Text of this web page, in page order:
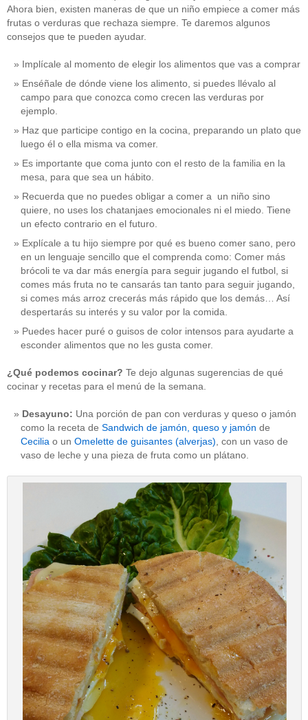
Ahora bien, existen maneras de que un niño empiece a comer más
frutas o verduras que rechaza siempre. Te daremos algunos
consejos que te pueden ayudar.
Implícale al momento de elegir los alimentos que vas a comprar
Enséñale de dónde viene los alimento, si puedes llévalo al
campo para que conozca como crecen las verduras por
ejemplo.
Haz que participe contigo en la cocina, preparando un plato que
luego él o ella misma va comer.
Es importante que coma junto con el resto de la familia en la
mesa, para que sea un hábito.
Recuerda que no puedes obligar a comer a un niño sino
quiere, no uses los chatanjaes emocionales ni el miedo. Tiene
un efecto contrario en el futuro.
Explícale a tu hijo siempre por qué es bueno comer sano, pero
en un lenguaje sencillo que el comprenda como: Comer más
brócoli te va dar más energía para seguir jugando el futbol, si
comes más fruta no te cansarás tan tanto para seguir jugando,
si comes más arroz crecerás más rápido que los demás… Así
despertarás su interés y su valor por la comida.
Puedes hacer puré o guisos de color intensos para ayudarte a
esconder alimentos que no les gusta comer.
¿Qué podemos cocinar? Te dejo algunas sugerencias de qué
cocinar y recetas para el menú de la semana.
Desayuno: Una porción de pan con verduras y queso o jamón
como la receta de Sandwich de jamón, queso y jamón de
Cecilia o un Omelette de guisantes (alverjas), con un vaso de
vaso de leche y una pieza de fruta como un plátano.